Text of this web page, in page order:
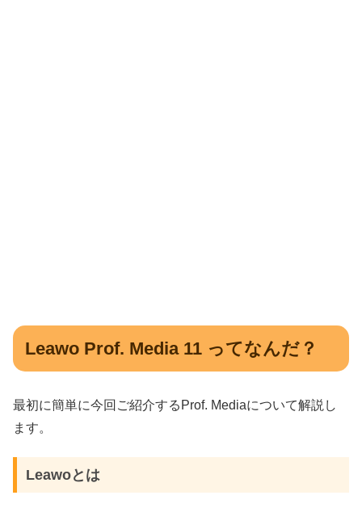
Leawo Prof. Media 11 ってなんだ？
最初に簡単に今回ご紹介するProf. Mediaについて解説し
ます。
Leawoとは